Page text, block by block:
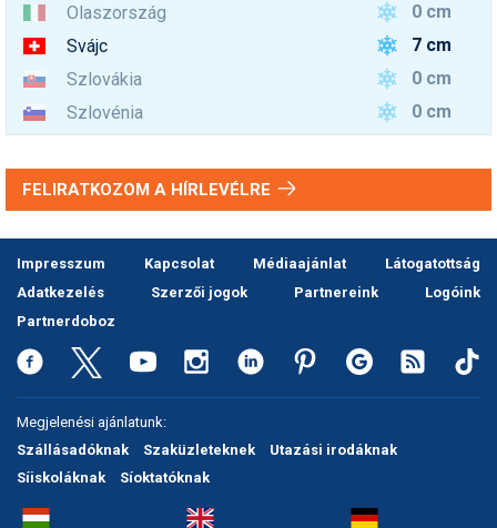
Olaszország
0 cm
Svájc
7 cm
Szlovákia
0 cm
Szlovénia
0 cm
FELIRATKOZOM A HÍRLEVÉLRE
Impresszum Kapcsolat Médiaajánlat
Látogatottság
Adatkezelés
Szerzői jogok Partnereink
Logóink
Partnerdoboz
Megjelenési ajánlatunk:
Szállásadóknak
Szaküzleteknek
Utazási irodáknak
Síiskoláknak
Síoktatóknak